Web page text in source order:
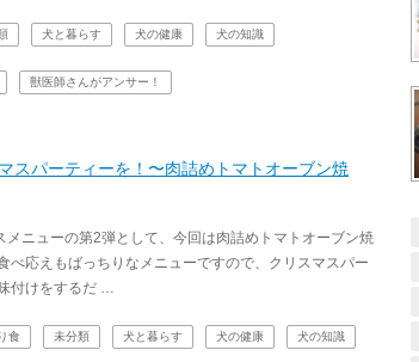
犬と暮らす 犬の健康 犬の知識
獣医師さんがアンサー！
スパーティーを！〜肉詰めトマトオーブン焼
ニューの第2弾として、今回は肉詰めトマトオーブン焼
べ応えもばっちりなメニューですので、クリスマスパー
付けをするだ …
食 未分類 犬と暮らす 犬の健康 犬の知識